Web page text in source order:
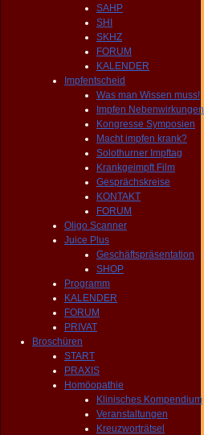
SAHP
SHI
SKHZ
FORUM
KALENDER
Impfentscheid
Was man Wissen muss!
Impfen Nebenwirkungen
Kongresse Symposien
Macht impfen krank?
Solothurner Impftag
Krankgeimpft Film
Gesprächskreise
KONTAKT
FORUM
Oligo Scanner
Juice Plus
Geschäftspräsentation
SHOP
Programm
KALENDER
FORUM
PRIVAT
Broschüren
START
PRAXIS
Homöopathie
Klinisches Kompendium
Veranstaltungen
Kreuzworträtsel